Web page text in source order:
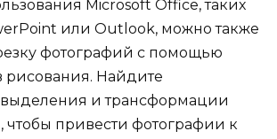
Microsoft Office, таких
или Outlook, можно также
фотографий с помощью
рисования. Найдите
и трансформации
чтобы привести фотографии к